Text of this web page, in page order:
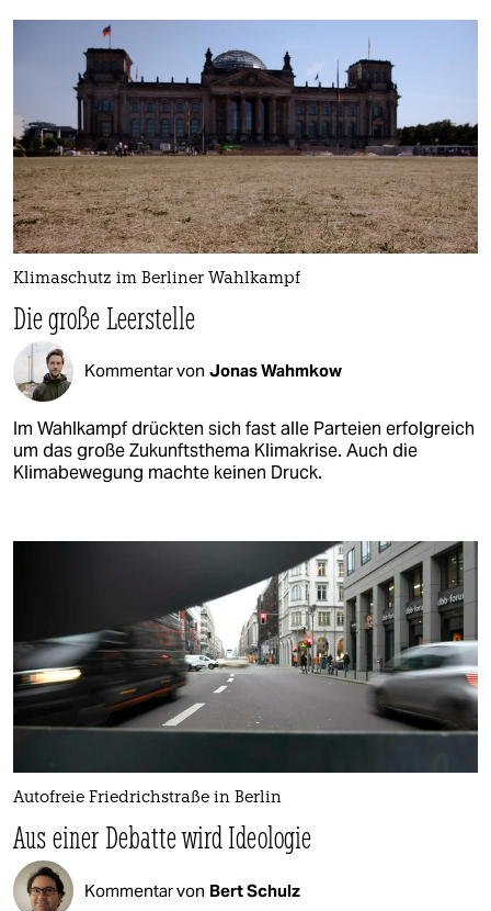
Klimaschutz im Berliner Wahlkampf
Die große Leerstelle
Kommentar von Jonas Wahmkow
Im Wahlkampf drückten sich fast alle Parteien erfolgreich
um das große Zukunftsthema Klimakrise. Auch die
Klimabewegung machte keinen Druck.
Autofreie Friedrichstraße in Berlin
Aus einer Debatte wird Ideologie
Kommentar von Bert Schulz